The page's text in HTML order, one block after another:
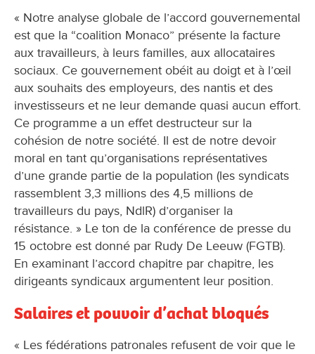
« Notre analyse globale de l’accord gouvernemental
est que la “coalition Monaco” présente la facture
aux travailleurs, à leurs familles, aux allocataires
sociaux. Ce gouvernement obéit au doigt et à l’œil
aux souhaits des employeurs, des nantis et des
investisseurs et ne leur demande quasi aucun effort.
Ce programme a un effet destructeur sur la
cohésion de notre société. Il est de notre devoir
moral en tant qu’organisations représentatives
d’une grande partie de la population (les syndicats
rassemblent 3,3 millions des 4,5 millions de
travailleurs du pays, NdlR) d’organiser la
résistance. » Le ton de la conférence de presse du
15 octobre est donné par Rudy De Leeuw (FGTB).
En examinant l’accord chapitre par chapitre, les
dirigeants syndicaux argumentent leur position.
Salaires et pouvoir d’achat bloqués
« Les fédérations patronales refusent de voir que le